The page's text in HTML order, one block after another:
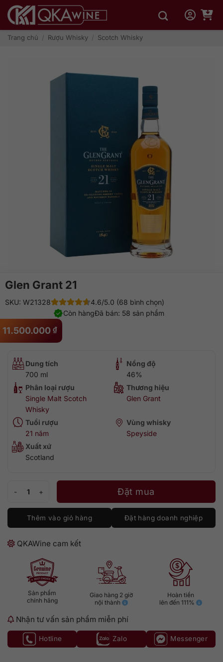
qua
dungTrang chủ / Rượu Whisky / Scotch Whisky
Glen Grant 21
11.500.000 ₫
SKU: W21328
4.6/5.0 (68 bình chọn)
Đã bán: 58 sản phẩm
Còn hàng
Dung tích
700 ml
Nồng độ
46%
Phân loại rượu
Single Malt Scotch
Whisky
Thương hiệu
Glen Grant
Tuổi rượu
21 năm
Vùng whisky
Speyside
Xuất xứ
Scotland
Đặt mua
Thêm vào giỏ hàng Đặt hàng doanh nghiệp
QKAWine cam kết
Sản phẩm
chính hãng
Giao hàng 2 giờ
nội thành
Hoàn tiền
lên đến 111%
Nhận tư vấn sản phẩm miễn phí
Hotline Zalo Messenger